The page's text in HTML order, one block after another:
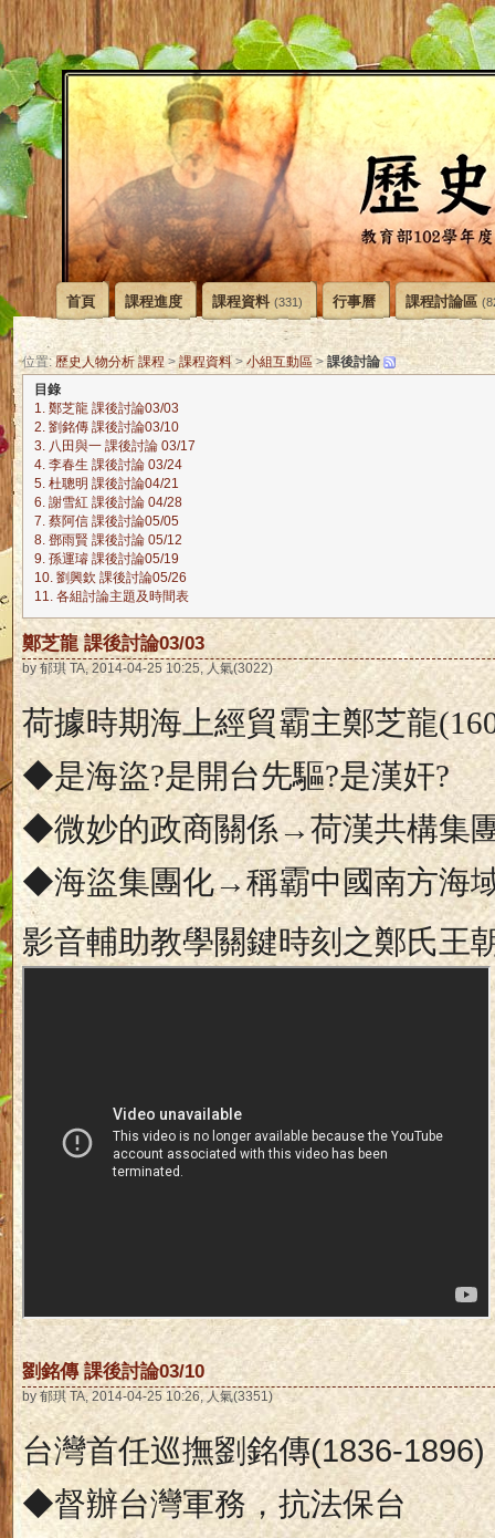
首頁 課程進度 課程資料 (331) 行事曆 課程討論區
位置:歷史人物分析 課程 > 課程資料> 小組互動區 > 課後討論
目錄
1. 鄭芝龍 課後討論03/03
2. 劉銘傳 課後討論03/10
3. 八田與一 課後討論 03/17
4. 李春生 課後討論 03/24
5. 杜聰明 課後討論04/21
6. 謝雪紅 課後討論 04/28
7. 蔡阿信 課後討論05/05
8. 鄧雨賢 課後討論 05/12
9. 孫運璿 課後討論05/19
10. 劉興欽 課後討論05/26
11. 各組討論主題及時間表
鄭芝龍 課後討論03/03
by 郁琪 TA, 2014-04-25 10:25, 人氣(3022)
荷據時期海上經貿霸主鄭芝龍
◆是海盜?是開台先驅?是漢奸?
◆微妙的政商關係→荷漢共構集
◆海盜集團化→稱霸中國南方海
影音輔助教學關鍵時刻之鄭氏王
劉銘傳 課後討論03/10
by 郁琪 TA, 2014-04-25 10:26, 人氣(3351)
台灣首任巡撫劉銘傳(1836-1896)
◆督辦台灣軍務，抗法保台